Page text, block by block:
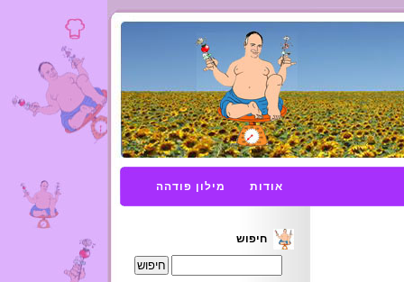
אודות מילון פודהה
חיפוש